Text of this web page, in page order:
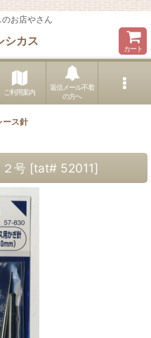
お店やさん
シカス
カート
ご利用案内
返信メール不着
の方へ
ース針
号 [tat# 52011]